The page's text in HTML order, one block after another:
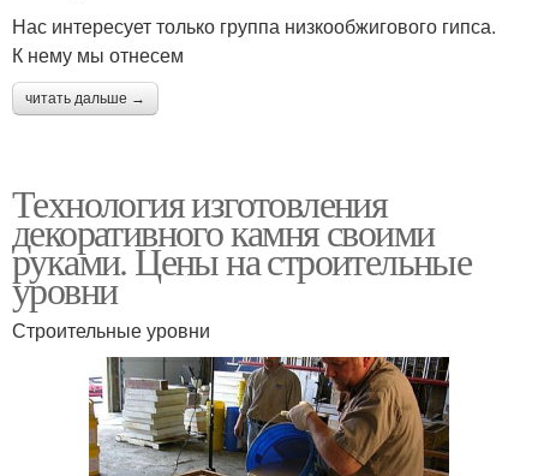
Нас интересует только группа низкообжигового гипса.
К нему мы отнесем
читать дальше →
Технология изготовления
декоративного камня своими
руками. Цены на строительные
уровни
Строительные уровни